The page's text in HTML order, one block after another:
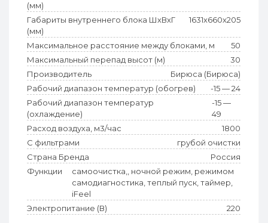
(мм)
Габариты внутреннего блока ШхВхГ
(мм)
1631x660x205
Максимальное расстояние между блоками, м
50
Максимальный перепад высот (м)
30
Производитель
Бирюса (Бирюса)
Рабочий диапазон температур (обогрев)
-15 — 24
Рабочий диапазон температур
(охлаждение)
-15 —
49
Расход воздуха, м3/час
1800
С фильтрами
грубой очистки
Страна Бренда
Россия
Функции
самоочистка,, ночной режим, режимом
самодиагностика, теплый пуск, таймер,
iFeel
Электропитание (В)
220